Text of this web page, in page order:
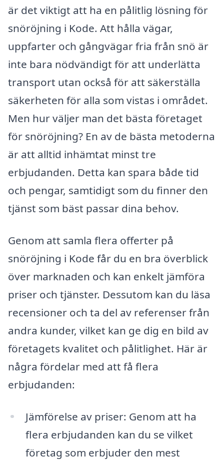
är det viktigt att ha en pålitlig lösning för
snöröjning i Kode. Att hålla vägar,
uppfarter och gångvägar fria från snö är
inte bara nödvändigt för att underlätta
transport utan också för att säkerställa
säkerheten för alla som vistas i området.
Men hur väljer man det bästa företaget
för snöröjning? En av de bästa metoderna
är att alltid inhämtat minst tre
erbjudanden. Detta kan spara både tid
och pengar, samtidigt som du finner den
tjänst som bäst passar dina behov.
Genom att samla flera offerter på
snöröjning i Kode får du en bra överblick
över marknaden och kan enkelt jämföra
priser och tjänster. Dessutom kan du läsa
recensioner och ta del av referenser från
andra kunder, vilket kan ge dig en bild av
företagets kvalitet och pålitlighet. Här är
några fördelar med att få flera
erbjudanden:
Jämförelse av priser: Genom att ha
flera erbjudanden kan du se vilket
företag som erbjuder den mest